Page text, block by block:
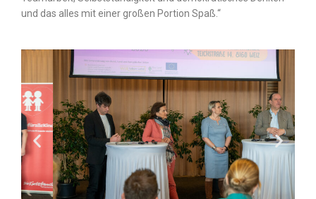
und das alles mit einer großen Portion Spaß.“